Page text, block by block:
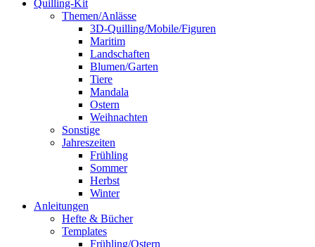
Quilling-Kit
Themen/Anlässe
3D-Quilling/Mobile/Figuren
Maritim
Landschaften
Blumen/Garten
Tiere
Mandala
Ostern
Weihnachten
Sonstige
Jahreszeiten
Frühling
Sommer
Herbst
Winter
Anleitungen
Hefte & Bücher
Templates
Frühling/Ostern